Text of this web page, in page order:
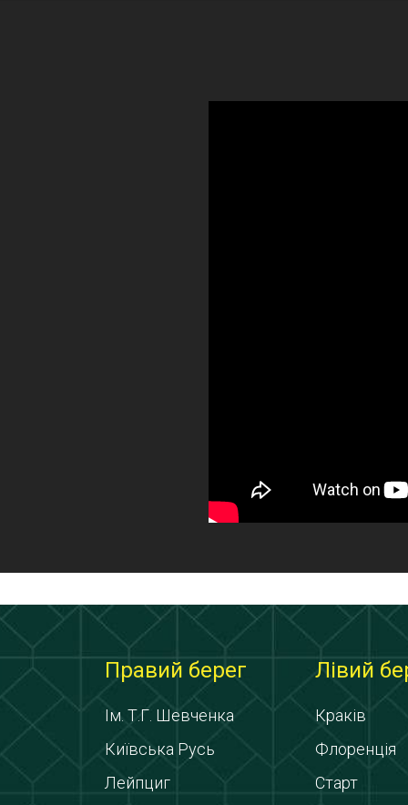
Правий берег
Ім. Т.Г. Шевченка
Київська Русь
Лейпциг
Лівий
Краків
Флоренція
Старт